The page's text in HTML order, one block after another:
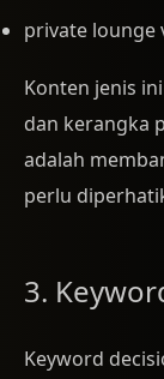
private lounge
Konten jenis
dan kerangka
adalah
perlu
3.
Keyword